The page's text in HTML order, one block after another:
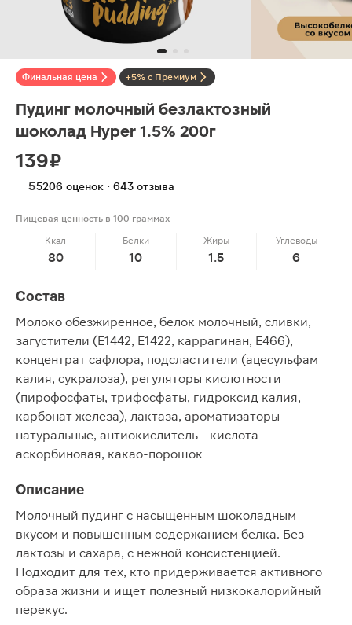
Финальная цена +5% с Премиум
Пудинг молочный безлактозный
шоколад Hyper 1.5% 200г
139 ₽
55206 оценок · 643 отзыва
Пищевая ценность в 100 граммах
Ккал
80
Белки
10
Жиры
1.5
Углеводы
6
Состав
Молоко обезжиренное, белок молочный, сливки,
загустители (E1442, E1422, каррагинан, E466),
концентрат сафлора, подсластители (ацесульфам
калия, сукралоза), регуляторы кислотности
(пирофосфаты, трифосфаты, гидроксид калия,
карбонат железа), лактаза, ароматизаторы
натуральные, антиокислитель - кислота
аскорбиновая, какао-порошок
Описание
Молочный пудинг с насыщенным шоколадным
вкусом и повышенным содержанием белка. Без
лактозы и сахара, с нежной консистенцией.
Подходит для тех, кто придерживается активного
образа жизни и ищет полезный низкокалорийный
перекус.